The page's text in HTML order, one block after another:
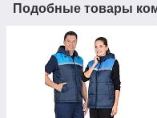
Подобные товары